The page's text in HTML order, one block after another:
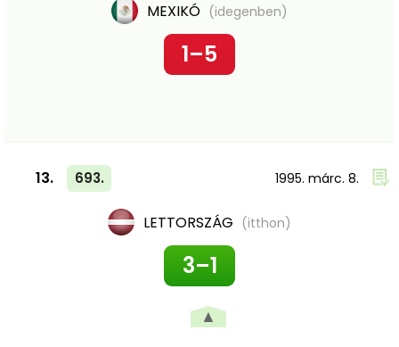
MEXIKÓ (idegenben)
1–5
13. 693. 1995. márc. 8.
LETTORSZÁG (itthon)
3–1
▲